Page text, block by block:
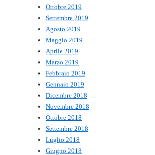
Ottobre 2019
Settembre 2019
Agosto 2019
Maggio 2019
Aprile 2019
Marzo 2019
Febbraio 2019
Gennaio 2019
Dicembre 2018
Novembre 2018
Ottobre 2018
Settembre 2018
Luglio 2018
Giugno 2018